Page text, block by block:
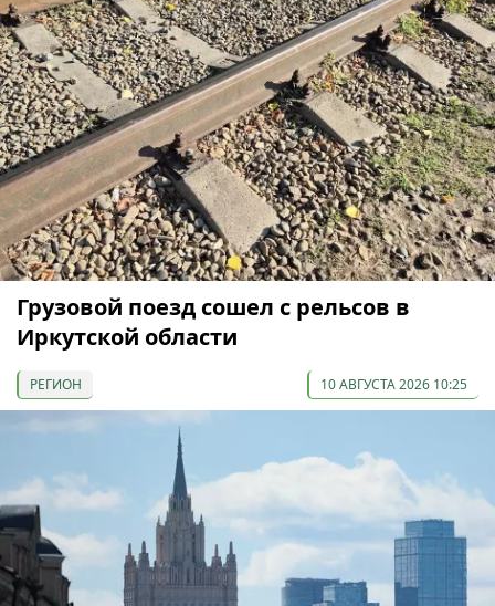
Грузовой поезд сошел с рельсов в
Иркутской области
РЕГИОН 10 АВГУСТА 2026 10:25